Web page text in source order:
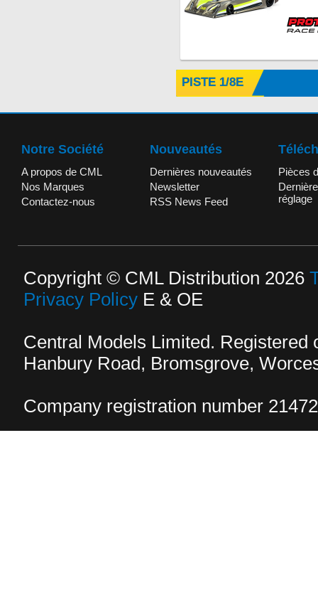
PISTE 1/8E
Notre Société
A propos de CML
Nos Marques
Contactez-nous
Nouveautés
Dernières nouveautés
Newsletter
RSS News Feed
Pièces
réglage
Copyright © CML Distribution 2026
Privacy Policy E & OE
Central Models Limited. Registered
Hanbury Road, Bromsgrove,
Company registration number